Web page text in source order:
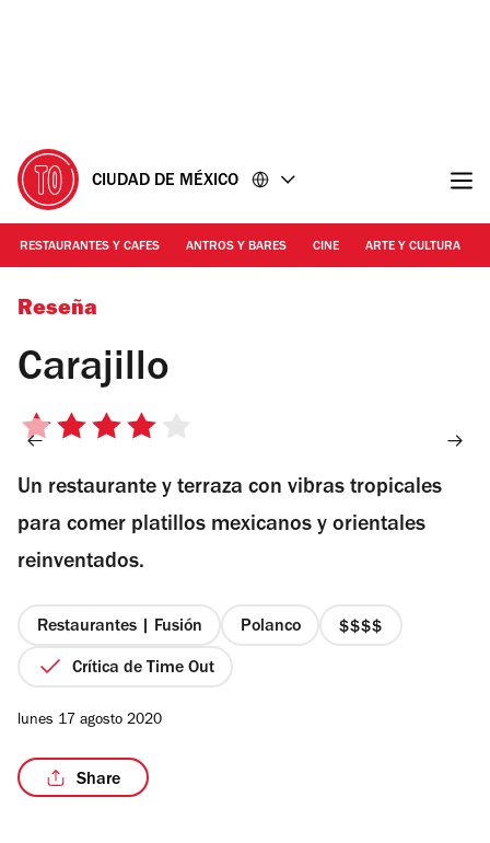
CIUDAD DE MÉXICO
RESTAURANTES Y CAFES ANTROS Y BARES CINE ARTE Y CULTURA
Foto: Alejandra Carbajal
Reseña
Carajillo
4
5
estrellas
Un restaurante y terraza con vibras tropicales
para comer platillos mexicanos y orientales
reinventados.
Restaurantes | Fusión Polanco
precio
Crítica de Time Out
lunes 17 agosto 2020
Share